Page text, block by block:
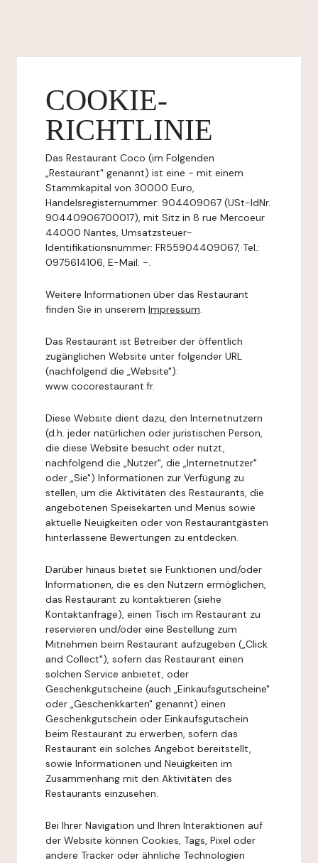
COOKIE-
RICHTLINIE
Das Restaurant Coco (im Folgenden
„Restaurant" genannt) ist eine - mit einem
Stammkapital von 30000 Euro,
Handelsregisternummer: 904409067 (USt-IdNr.
90440906700017), mit Sitz in 8 rue Mercoeur
44000 Nantes, Umsatzsteuer-
Identifikationsnummer: FR55904409067, Tel.:
0975614106, E-Mail: -.
Weitere Informationen über das Restaurant
finden Sie in unserem Impressum.
Das Restaurant ist Betreiber der öffentlich
zugänglichen Website unter folgender URL
(nachfolgend die „Website"):
www.cocorestaurant.fr.
Diese Website dient dazu, den Internetnutzern
(d.h. jeder natürlichen oder juristischen Person,
die diese Website besucht oder nutzt,
nachfolgend die „Nutzer", die „Internetnutzer"
oder „Sie") Informationen zur Verfügung zu
stellen, um die Aktivitäten des Restaurants, die
angebotenen Speisekarten und Menüs sowie
aktuelle Neuigkeiten oder von Restaurantgästen
hinterlassene Bewertungen zu entdecken.
Darüber hinaus bietet sie Funktionen und/oder
Informationen, die es den Nutzern ermöglichen,
das Restaurant zu kontaktieren (siehe
Kontaktanfrage), einen Tisch im Restaurant zu
reservieren und/oder eine Bestellung zum
Mitnehmen beim Restaurant aufzugeben („Click
and Collect"), sofern das Restaurant einen
solchen Service anbietet, oder
Geschenkgutscheine (auch „Einkaufsgutscheine"
oder „Geschenkkarten" genannt) einen
Geschenkgutschein oder Einkaufsgutschein
beim Restaurant zu erwerben, sofern das
Restaurant ein solches Angebot bereitstellt,
sowie Informationen und Neuigkeiten im
Zusammenhang mit den Aktivitäten des
Restaurants einzusehen.
Bei Ihrer Navigation und Ihren Interaktionen auf
der Website können Cookies, Tags, Pixel oder
andere Tracker oder ähnliche Technologien